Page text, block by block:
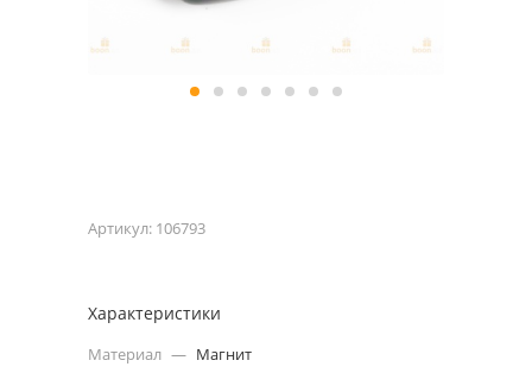
Артикул: 106793
Характеристики
Материал — Магнит